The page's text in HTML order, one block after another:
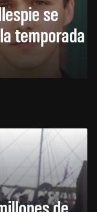
se
temporada
de